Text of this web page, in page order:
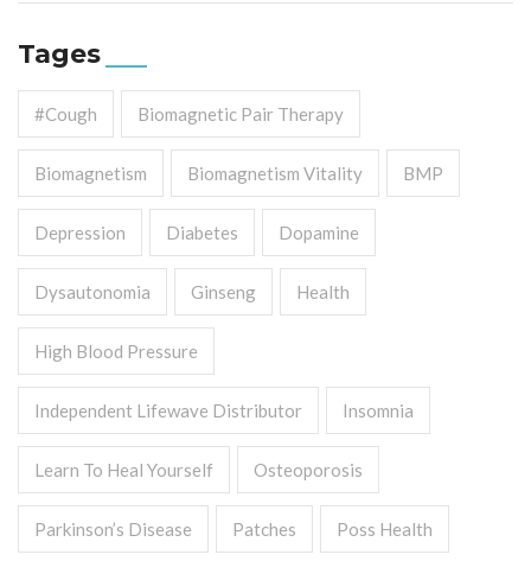
Tages
#cough Biomagnetic Pair Therapy
Biomagnetism Biomagnetism Vitality BMP
Depression Diabetes Dopamine
Dysautonomia Ginseng Health
High Blood Pressure
Independent Lifewave Distributor Insomnia
Learn To Heal Yourself Osteoporosis
Parkinson’s Disease Patches Poss Health